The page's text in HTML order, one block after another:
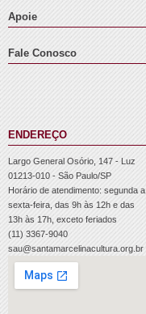
Apoie
Fale Conosco
ENDEREÇO
Largo General Osório, 147 - Luz
01213-010 - São Paulo/SP
Horário de atendimento: segunda a
sexta-feira, das 9h às 12h e das
13h às 17h, exceto feriados
(11) 3367-9040
sau@santamarcelinacultura.org.br